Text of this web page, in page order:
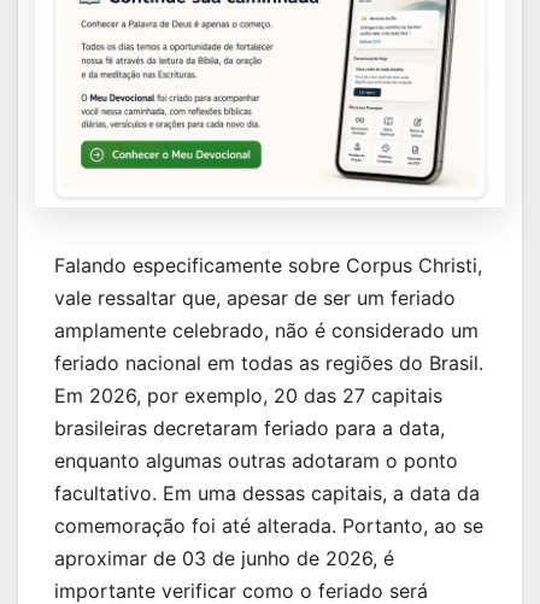
Falando especificamente sobre Corpus Christi,
vale ressaltar que, apesar de ser um feriado
amplamente celebrado, não é considerado um
feriado nacional em todas as regiões do Brasil.
Em 2026, por exemplo, 20 das 27 capitais
brasileiras decretaram feriado para a data,
enquanto algumas outras adotaram o ponto
facultativo. Em uma dessas capitais, a data da
comemoração foi até alterada. Portanto, ao se
aproximar de 03 de junho de 2026, é
importante verificar como o feriado será